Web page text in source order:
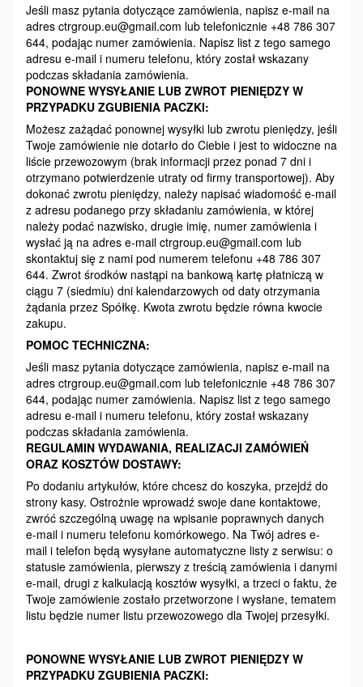
Jeśli masz pytania dotyczące zamówienia, napisz e-mail na
adres ctrgroup.eu@gmail.com lub telefonicznie +48 786 307
644, podając numer zamówienia. Napisz list z tego samego
adresu e-mail i numeru telefonu, który został wskazany
podczas składania zamówienia.
PONOWNE WYSYŁANIE LUB ZWROT PIENIĘDZY W
PRZYPADKU ZGUBIENIA PACZKI:
Możesz zażądać ponownej wysyłki lub zwrotu pieniędzy, jeśli
Twoje zamówienie nie dotarło do Ciebie i jest to widoczne na
liście przewozowym (brak informacji przez ponad 7 dni i
otrzymano potwierdzenie utraty od firmy transportowej). Aby
dokonać zwrotu pieniędzy, należy napisać wiadomość e-mail
z adresu podanego przy składaniu zamówienia, w której
należy podać nazwisko, drugie imię, numer zamówienia i
wysłać ją na adres e-mail ctrgroup.eu@gmail.com lub
skontaktuj się z nami pod numerem telefonu +48 786 307
644. Zwrot środków nastąpi na bankową kartę płatniczą w
ciągu 7 (siedmiu) dni kalendarzowych od daty otrzymania
żądania przez Spółkę. Kwota zwrotu będzie równa kwocie
zakupu.
POMOC TECHNICZNA:
Jeśli masz pytania dotyczące zamówienia, napisz e-mail na
adres ctrgroup.eu@gmail.com lub telefonicznie +48 786 307
644, podając numer zamówienia. Napisz list z tego samego
adresu e-mail i numeru telefonu, który został wskazany
podczas składania zamówienia.
REGULAMIN WYDAWANIA, REALIZACJI ZAMÓWIEŃ
ORAZ KOSZTÓW DOSTAWY:
Po dodaniu artykułów, które chcesz do koszyka, przejdź do
strony kasy. Ostrożnie wprowadź swoje dane kontaktowe,
zwróć szczególną uwagę na wpisanie poprawnych danych
e-mail i numeru telefonu komórkowego. Na Twój adres e-
mail i telefon będą wysyłane automatyczne listy z serwisu: o
statusie zamówienia, pierwszy z treścią zamówienia i danymi
e-mail, drugi z kalkulacją kosztów wysyłki, a trzeci o faktu, że
Twoje zamówienie zostało przetworzone i wysłane, tematem
listu będzie numer listu przewozowego dla Twojej przesyłki.
PONOWNE WYSYŁANIE LUB ZWROT PIENIĘDZY W
PRZYPADKU ZGUBIENIA PACZKI: